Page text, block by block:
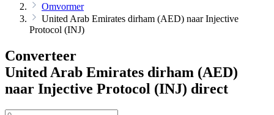
Omvormer
United Arab Emirates dirham (AED) naar Injective
Protocol (INJ)
Converteer
United Arab Emirates dirham (AED)
naar Injective Protocol (INJ) direct